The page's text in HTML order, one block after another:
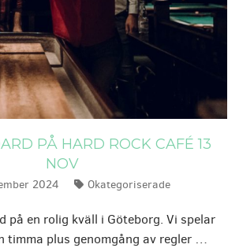
PÅ HARD ROCK CAFÉ 13
NOV
2024 Kategorier:
Okategoriserade
på en rolig kväll i Göteborg. Vi spelar
timma plus genomgång av regler …